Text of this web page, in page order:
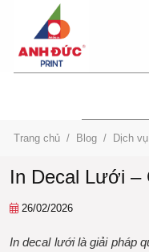
Trang chủ / Blog / Dịch vụ
In Decal Lưới –
26/02/2026
In decal lưới là giải pháp